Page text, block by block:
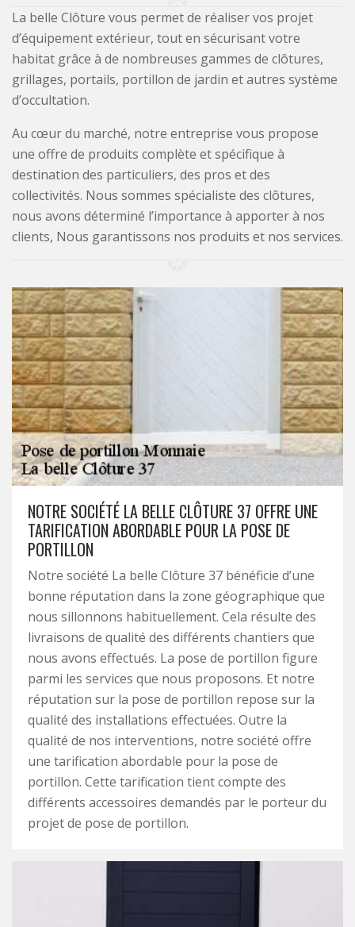
La belle Clôture vous permet de réaliser vos projet
d’équipement extérieur, tout en sécurisant votre
habitat grâce à de nombreuses gammes de clôtures,
grillages, portails, portillon de jardin et autres système
d’occultation.
Au cœur du marché, notre entreprise vous propose
une offre de produits complète et spécifique à
destination des particuliers, des pros et des
collectivités. Nous sommes spécialiste des clôtures,
nous avons déterminé l’importance à apporter à nos
clients, Nous garantissons nos produits et nos services.
NOTRE SOCIÉTÉ LA BELLE CLÔTURE 37 OFFRE UNE
TARIFICATION ABORDABLE POUR LA POSE DE
PORTILLON
Notre société La belle Clôture 37 bénéficie d’une
bonne réputation dans la zone géographique que
nous sillonnons habituellement. Cela résulte des
livraisons de qualité des différents chantiers que
nous avons effectués. La pose de portillon figure
parmi les services que nous proposons. Et notre
réputation sur la pose de portillon repose sur la
qualité des installations effectuées. Outre la
qualité de nos interventions, notre société offre
une tarification abordable pour la pose de
portillon. Cette tarification tient compte des
différents accessoires demandés par le porteur du
projet de pose de portillon.